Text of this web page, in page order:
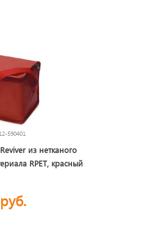
12-590401
из нетканого
RPET, красный